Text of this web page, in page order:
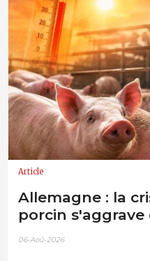
Article
Allemagne : la
porcin s'aggrave
06-Aoû-2026